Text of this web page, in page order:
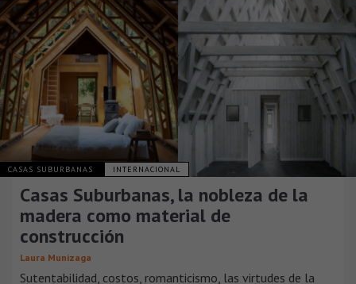
CASAS SUBURBANAS INTERNACIONAL
Casas Suburbanas, la nobleza de la
madera como material de
construcción
Laura Munizaga
Sutentabilidad, costos, romanticismo, las virtudes de la